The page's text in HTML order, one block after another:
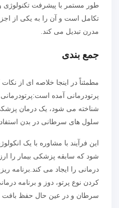
طور مستمر با پیشرفت تکنولوژی
تکامل است و آن را به یکی از
مدرن تبدیل می کند.
جمع بندی
مطمئناً در اینجا خلاصه ای از
پرتودرمانی آمده است:پرتودرمانی
شناخته می شود، یک درمان
سلول های سرطانی در بدن
این فرآیند با مشاوره با یک
شود که سابقه پزشکی بیمار را
درمانی را ایجاد می کند.برنامه
کردن نوع پرتو، دوز و برنامه
سرطان و در عین حال حفظ